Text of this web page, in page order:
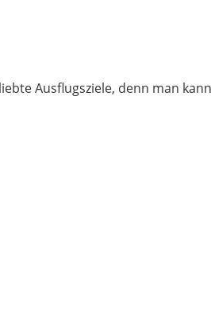
Ausflugsziele, denn man kann